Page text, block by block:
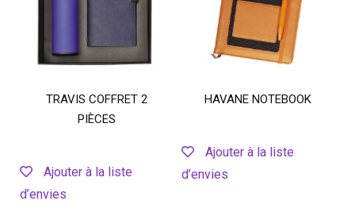
TRAVIS COFFRET 2
PIÈCES
Ajouter à la liste
d’envies
HAVANE NOTEBOOK
Ajouter à la liste
d’envies